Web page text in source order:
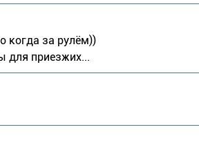
когда за рулём))
для приезжих...